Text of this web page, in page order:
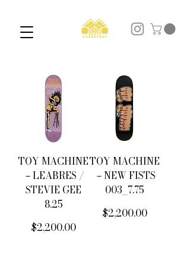
TOY MACHINE
－LEABRES /
STEVIE GEE
8.25
價格
$2,200.00
TOY MACHINE
－NEW FISTS
003_7.75
價格
$2,200.00